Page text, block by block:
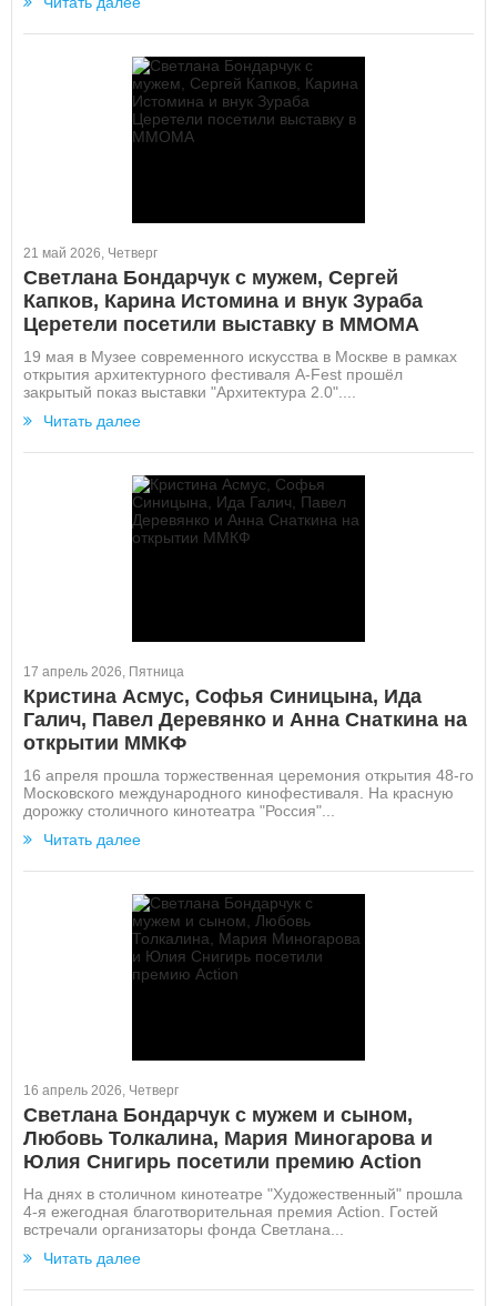
21 май 2026, Четверг
Светлана Бондарчук с мужем, Сергей
Капков, Карина Истомина и внук Зураба
Церетели посетили выставку в ММОМА
19 мая в Музее современного искусства в Москве в рамках
открытия архитектурного фестиваля A-Fest прошёл
закрытый показ выставки "Архитектура 2.0"....
Читать далее
17 апрель 2026, Пятница
Кристина Асмус, Софья Синицына, Ида
Галич, Павел Деревянко и Анна Снаткина на
открытии ММКФ
16 апреля прошла торжественная церемония открытия 48-го
Московского международного кинофестиваля. На красную
дорожку столичного кинотеатра "Россия"...
Читать далее
16 апрель 2026, Четверг
Светлана Бондарчук с мужем и сыном,
Любовь Толкалина, Мария Миногарова и
Юлия Снигирь посетили премию Action
На днях в столичном кинотеатре "Художественный" прошла
4-я ежегодная благотворительная премия Action. Гостей
встречали организаторы фонда Светлана...
Читать далее